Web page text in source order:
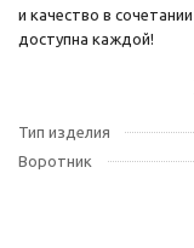
и качество в
доступна каждой!
Тип изделия
Воротник